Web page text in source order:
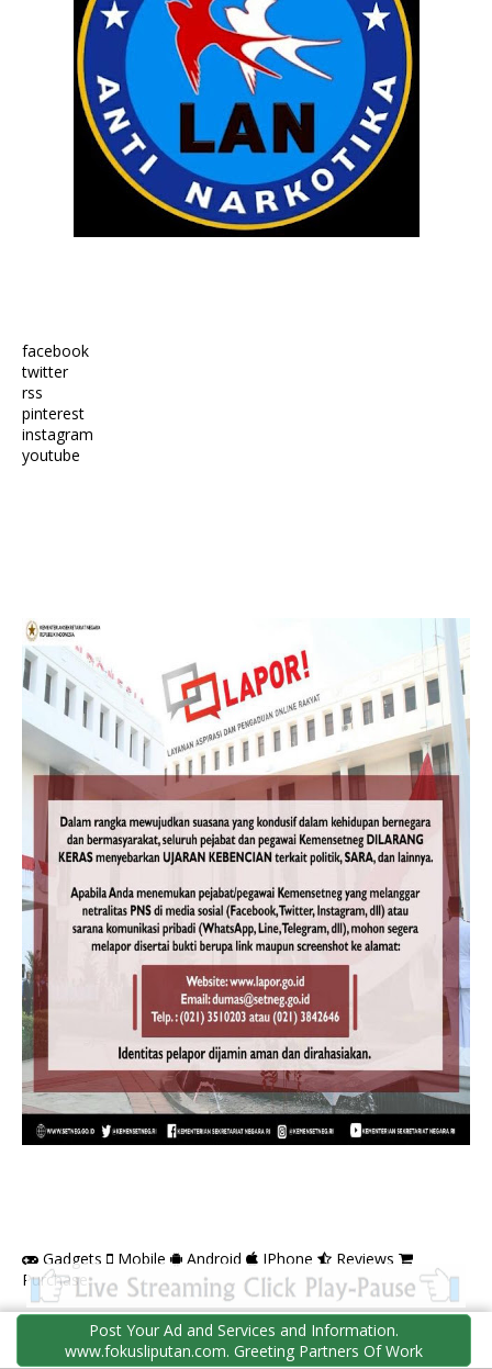
facebook
twitter
rss
pinterest
instagram
youtube
Gadgets Mobile Android IPhone
Reviews
Purchase
FORMULIR KONTAK
Post Your Ad and Services and Information.
www.fokusliputan.com. Greeting Partners Of Work